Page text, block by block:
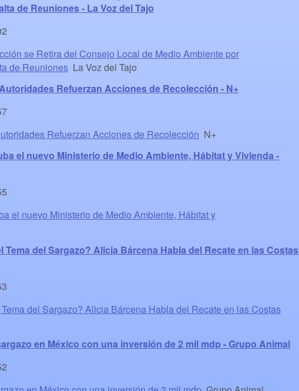
de Reuniones - La Voz del Tajo
se Retira del Consejo Local de Medio Ambiente por
de Reuniones La Voz del Tajo
Refuerzan Acciones de Recolección - N+
Refuerzan Acciones de Recolección N+
el nuevo Ministerio de Medio Ambiente, Hábitat y Vivienda -
el nuevo Ministerio de Medio Ambiente, Hábitat y
Tema del Sargazo? Alicia Bárcena Habla del Recate en las Costas
del Sargazo? Alicia Bárcena Habla del Recate en las Costas
en México con una inversión de 2 mil mdp - Grupo Animal